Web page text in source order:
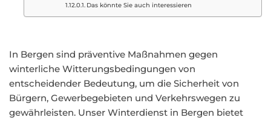
Das könnte Sie auch interessieren
In Bergen sind präventive Maßnahmen gegen
winterliche Witterungsbedingungen von
entscheidender Bedeutung, um die Sicherheit von
Bürgern, Gewerbegebieten und Verkehrswegen zu
gewährleisten. Unser Winterdienst in Bergen bietet